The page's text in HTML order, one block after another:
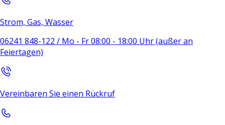
Strom, Gas, Wasser
06241 848-122 / Mo - Fr 08:00 - 18:00 Uhr (außer an
Feiertagen)
Vereinbaren Sie einen Rückruf